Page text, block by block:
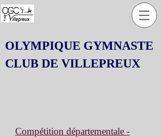
OLYMPIQUE GYMNASTE
CLUB DE VILLEPREUX
Compétition départementale -